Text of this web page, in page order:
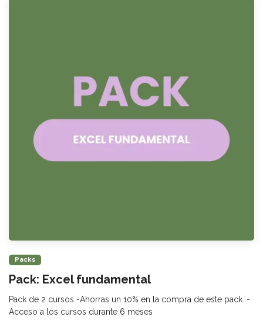
Packs
Pack: Excel fundamental
Pack de 2 cursos -Ahorras un 10% en la compra de este pack. -
Acceso a los cursos durante 6 meses